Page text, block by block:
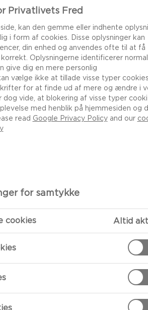
Tilberedning
Forvarm
letsaltet vand
Privatlivets Fred
kan den gemme eller indhente
i form af cookies. Disse oplysninger kan
din enhed og anvendes ofte til at få
Oplysningerne identificerer
give dig en mere personlig
vælge ikke at tillade visse typer
for at finde ud af mere og ændre i
dog vide, at blokering af visse typer
med henblik på hjemmesiden og
read Google Privacy Policyand our
for samtykke
cookies Altid